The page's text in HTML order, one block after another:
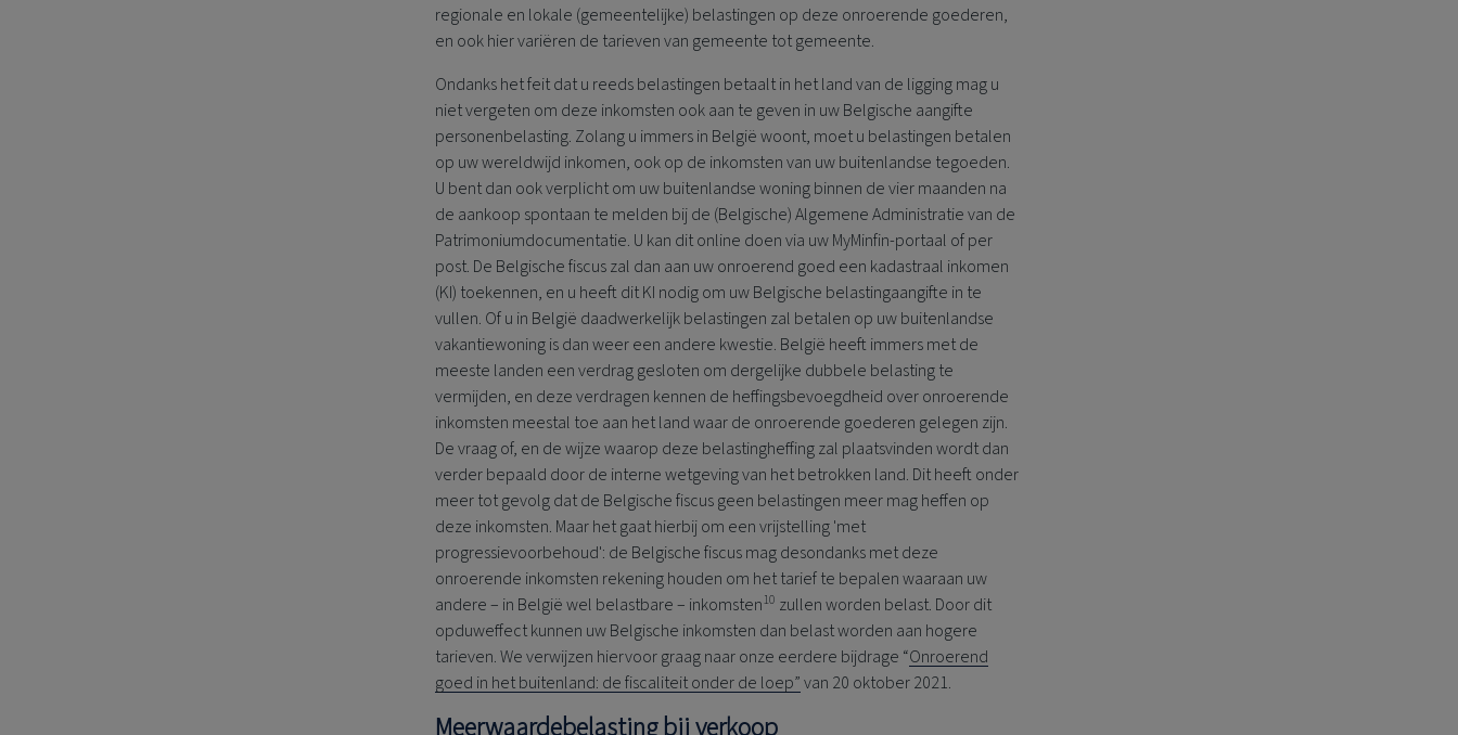
regionale en lokale (gemeentelijke) belastingen op deze onroerende goederen,
en ook hier variëren de tarieven van gemeente tot gemeente.
Ondanks het feit dat u reeds belastingen betaalt in het land van de ligging mag u
niet vergeten om deze inkomsten ook aan te geven in uw Belgische aangifte
personenbelasting. Zolang u immers in België woont, moet u belastingen betalen
op uw wereldwijd inkomen, ook op de inkomsten van uw buitenlandse tegoeden.
U bent dan ook verplicht om uw buitenlandse woning binnen de vier maanden na
de aankoop spontaan te melden bij de (Belgische) Algemene Administratie van de
Patrimoniumdocumentatie. U kan dit online doen via uw MyMinfin-portaal of per
post. De Belgische fiscus zal dan aan uw onroerend goed een kadastraal inkomen
(KI) toekennen, en u heeft dit KI nodig om uw Belgische belastingaangifte in te
vullen. Of u in België daadwerkelijk belastingen zal betalen op uw buitenlandse
vakantiewoning is dan weer een andere kwestie. België heeft immers met de
meeste landen een verdrag gesloten om dergelijke dubbele belasting te
vermijden, en deze verdragen kennen de heffingsbevoegdheid over onroerende
inkomsten meestal toe aan het land waar de onroerende goederen gelegen zijn.
De vraag of, en dewijze waarop deze belastingheffing zal plaatsvinden wordt dan
verder bepaald door de interne wetgeving van het betrokken land. Dit heeft onder
meer tot gevolg dat de Belgische fiscus geen belastingen meer mag heffen op
deze inkomsten. Maar het gaat hierbij om een vrijstelling 'met
progressievoorbehoud': de Belgische fiscus mag desondanks met deze
onroerende inkomsten rekening houden om het tarief te bepalen waaraan uw
andere – in België wel belastbare – inkomsten10 zullen worden belast. Door dit
opduweffect kunnen uw Belgische inkomsten dan belast worden aan hogere
tarieven. We verwijzen hiervoor graag naar onze eerdere bijdrage “Onroerend
goed in het buitenland: de fiscaliteit onder de loep”van 20 oktober 2021.